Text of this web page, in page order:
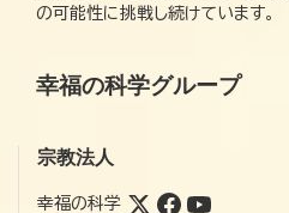
の可能性に挑戦し続けています。
幸福の科学グループ
宗教法人
幸福の科学